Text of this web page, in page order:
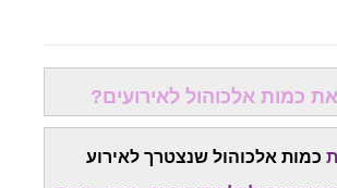
כמות אלכוהול לאירועים?
כמות אלכוהול שנצטרך לאירוע